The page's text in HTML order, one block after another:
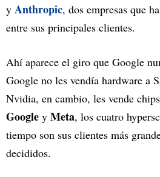
y Anthropic, dos empresas que
entre sus principales clientes.
Ahí aparece el giro que Google
Google no les vendía hardware a
Nvidia, en cambio, les vende
Google y Meta, los cuatro
tiempo son sus clientes más
decididos.